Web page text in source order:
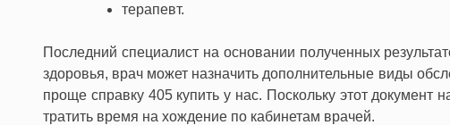
терапевт.
Последний специалист на основании полученных
здоровья, врач может назначить дополнительные виды
проще справку 405 купить у нас. Поскольку этот
тратить время на хождение по кабинетам врачей.